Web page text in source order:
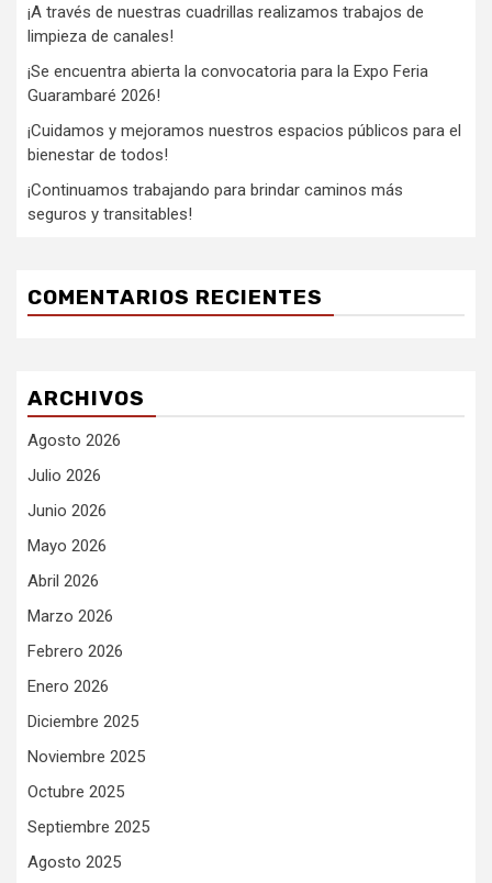
¡A través de nuestras cuadrillas realizamos trabajos de
limpieza de canales!
¡Se encuentra abierta la convocatoria para la Expo Feria
Guarambaré 2026!
¡Cuidamos y mejoramos nuestros espacios públicos para el
bienestar de todos!
¡Continuamos trabajando para brindar caminos más
seguros y transitables!
COMENTARIOS RECIENTES
ARCHIVOS
Agosto 2026
Julio 2026
Junio 2026
Mayo 2026
Abril 2026
Marzo 2026
Febrero 2026
Enero 2026
Diciembre 2025
Noviembre 2025
Octubre 2025
Septiembre 2025
Agosto 2025